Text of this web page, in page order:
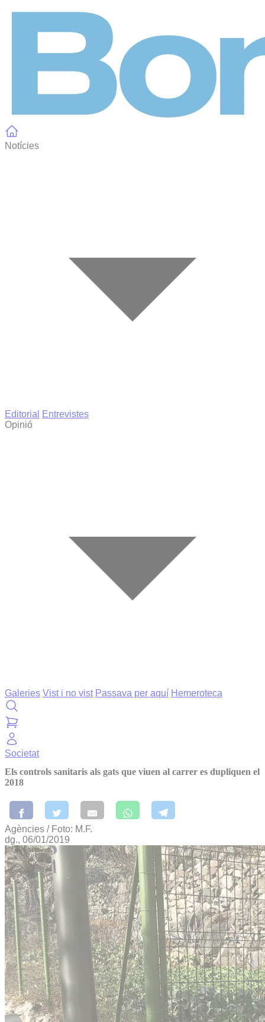
Notícies
Editorial
Entrevistes
Opinió
Galeries Vist i no vist Passava per aquí Hemeroteca
Societat
Els controls sanitaris als gats que viuen al carrer es dupliquen el
2018
Agències / Foto: M.F.
dg., 06/01/2019